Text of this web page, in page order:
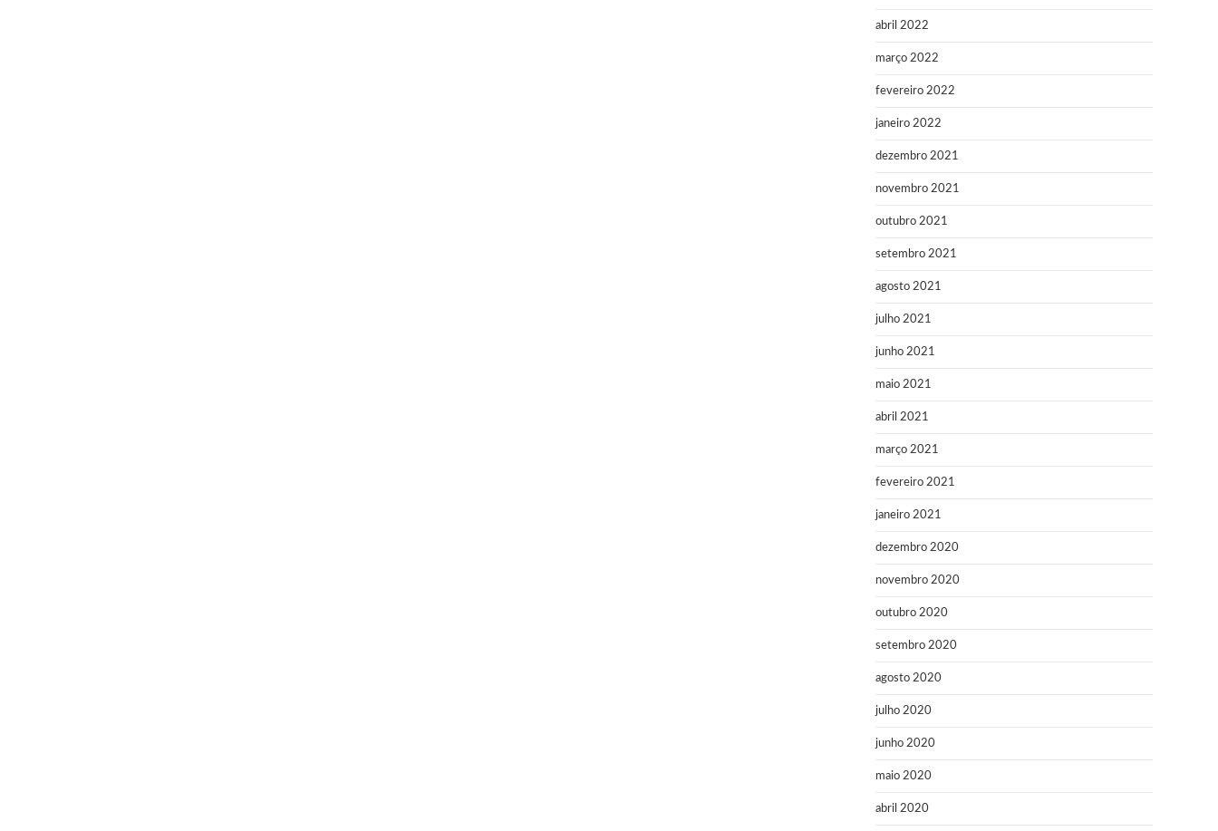
abril 2022
março 2022
fevereiro 2022
janeiro 2022
dezembro 2021
novembro 2021
outubro 2021
setembro 2021
agosto 2021
julho 2021
junho 2021
maio 2021
abril 2021
março 2021
fevereiro 2021
janeiro 2021
dezembro 2020
novembro 2020
outubro 2020
setembro 2020
agosto 2020
julho 2020
junho 2020
maio 2020
abril 2020